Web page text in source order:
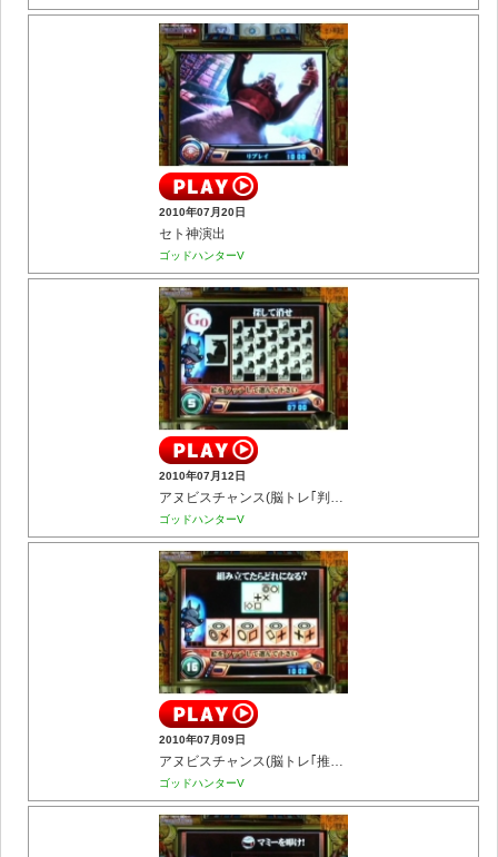
2010年07月20日
セト神演出
ゴッドハンターV
2010年07月12日
アヌビスチャンス(脳トレ｢判断力｣)
ゴッドハンターV
2010年07月09日
アヌビスチャンス(脳トレ｢推理力｣)
ゴッドハンターV